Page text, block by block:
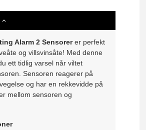
Alarm 2 Sensorer er perfekt
og villsvinsåte! Med denne
ett tidlig varsel når viltet
Sensoren reagerer på
og har en rekkevidde på
mellom sensoren og